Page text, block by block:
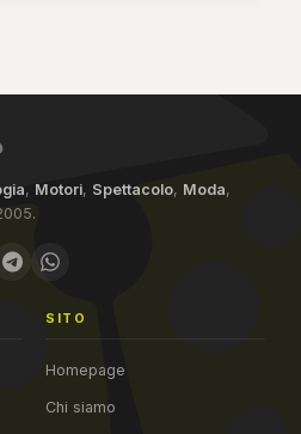
, Motori, Spettacolo, Moda,
SITO
Homepage
Chi siamo